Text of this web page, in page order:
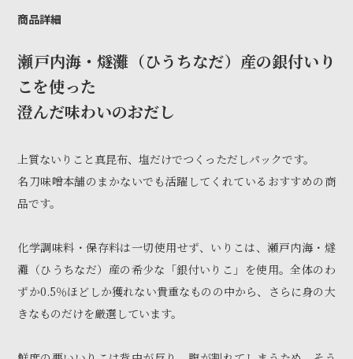
商品詳細
瀬戸内海・燧灘（ひうちなだ）産の銀付いり
こを使った
澄んだ味わいのおだし
上質ないりこと真昆布、塩だけでつくっただしパックです。
名刀味噌本舗のまかないでも活躍してくれているおすすめの商
品です。
化学調味料・保存料は一切使用せず、いりこは、瀬戸内海・燧
灘（ひうちなだ）産の希少な「銀付いりこ」を使用。全体のわ
ずか0.5％ほどしか獲れない貴重なものの中から、さらに身の大
きなものだけを厳選しています。